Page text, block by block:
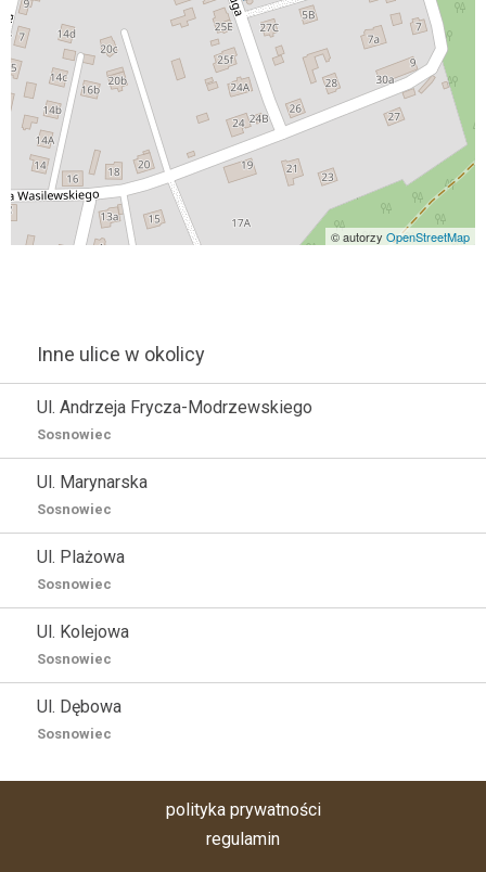
© autorzy OpenStreetMap
Inne ulice w okolicy
Ul. Andrzeja Frycza-Modrzewskiego
Sosnowiec
Ul. Marynarska
Sosnowiec
Ul. Plażowa
Sosnowiec
Ul. Kolejowa
Sosnowiec
Ul. Dębowa
Sosnowiec
polityka prywatności
regulamin